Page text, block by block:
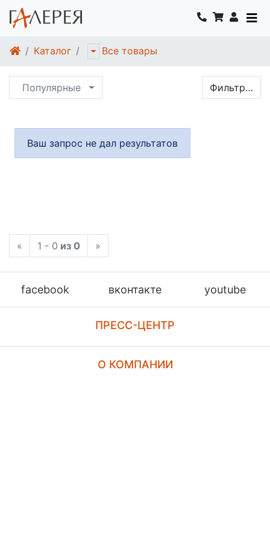
Каталог Все товары
Популярные Фильтр…
Ваш запрос не дал результатов
« 1 - 0 из 0 »
facebook вконтакте youtube
ПРЕСС-ЦЕНТР
О КОМПАНИИ